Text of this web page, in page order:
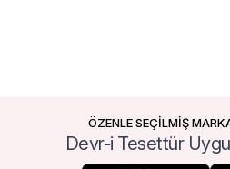
ÖZENLE SEÇİLMİŞ
Devr-i Tesettür